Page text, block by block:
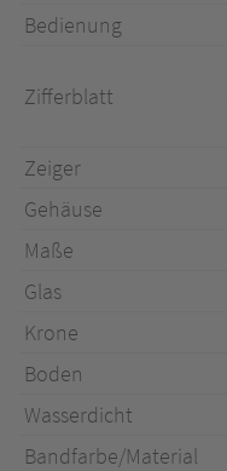
Bedienung
Zifferblatt
Zeiger
Gehäuse
Maße
Glas
Krone
Boden
Wasserdicht
Bandfarbe/Material